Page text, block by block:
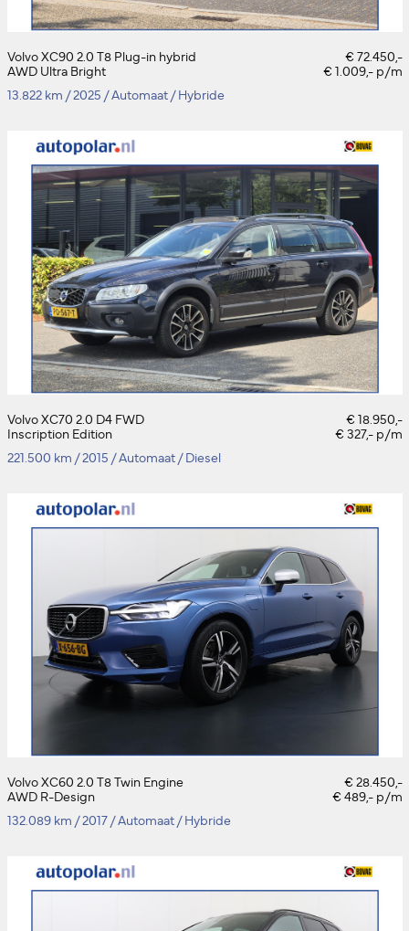
Volvo XC90 2.0 T8 Plug-in hybrid
AWD Ultra Bright
€ 72.450,-
€ 1.009,- p/m
13.822 km /2025 /Automaat /Hybride
Volvo XC70 2.0 D4 FWD
Inscription Edition
€ 18.950,-
€ 327,- p/m
221.500 km /2015 /Automaat /Diesel
Volvo XC60 2.0 T8 Twin Engine
AWD R-Design
€ 28.450,-
€ 489,- p/m
132.089 km /2017 /Automaat /Hybride